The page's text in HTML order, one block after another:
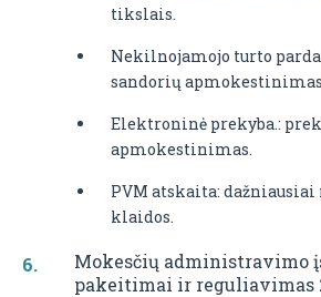
tikslais.
Nekilnojamojo turto
sandorių
Elektroninė prekyba.:
apmokestinimas.
PVM atskaita: dažniausiai
klaidos.
Mokesčių administravimo
pakeitimai ir reguliavimas